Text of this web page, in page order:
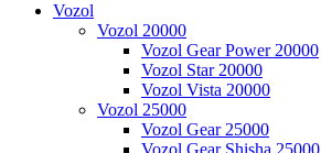
Vozol
Vozol 20000
Vozol Gear Power 20000
Vozol Star 20000
Vozol Vista 20000
Vozol 25000
Vozol Gear 25000
Vozol Gear Shisha 25000